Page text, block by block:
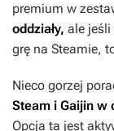
premium w
oddziały, ale jeśli
grę na Steamie,
Nieco gorzej
Steam i Gaijin w
Opcja ta jest